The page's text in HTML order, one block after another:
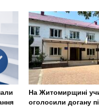
На Житомирщині
оголосили догану